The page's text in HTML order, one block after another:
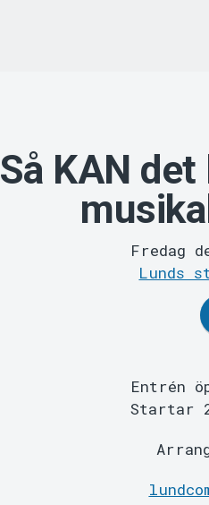
Så KAN
Fredag
Lunds
Entrén
Startar